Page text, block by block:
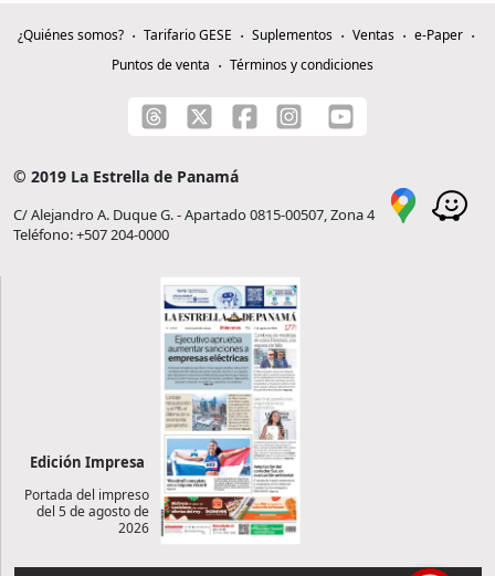
¿Quiénes somos? Tarifario GESE Suplementos Ventas
e-Paper
Puntos de venta
Términos y condiciones
© 2019 La Estrella de Panamá
C/ Alejandro A. Duque G. - Apartado 0815-00507, Zona 4
Teléfono: +507 204-0000
Edición Impresa
Portada del impreso
del 5 de agosto de
2026